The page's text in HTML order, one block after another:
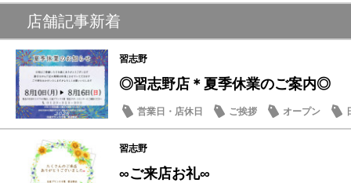
店舗記事新着
習志野
◎習志野店＊夏季休業のご案内◎
営業日・店休日 ご挨拶 オープン
習志野
∞ご来店お礼∞